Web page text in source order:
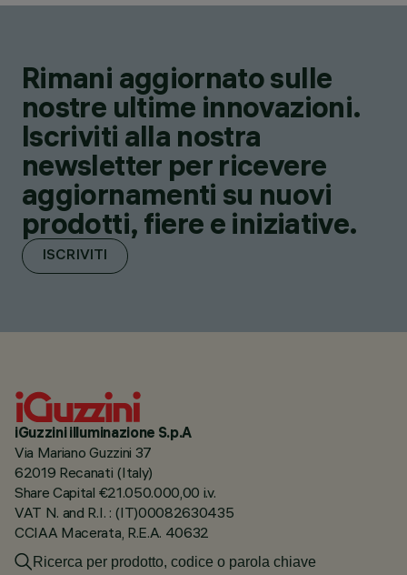
Rimani aggiornato sulle
nostre ultime innovazioni.
Iscriviti alla nostra
newsletter per ricevere
aggiornamenti su nuovi
prodotti, fiere e iniziative.
ISCRIVITI
iGuzzini illuminazione S.p.A
Via Mariano Guzzini 37
62019 Recanati (Italy)
Share Capital €21.050.000,00 i.v.
VAT N. and R.I. : (IT)00082630435
CCIAA Macerata, R.E.A. 40632